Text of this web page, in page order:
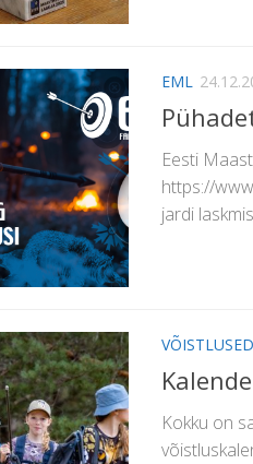
EML
Eesti
https://
jardi
VÕISTLUSED
Kokku on